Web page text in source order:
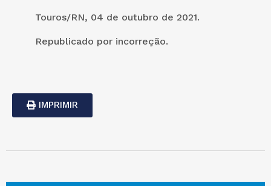
Touros/RN, 04 de outubro de 2021.
Republicado por incorreção.
IMPRIMIR